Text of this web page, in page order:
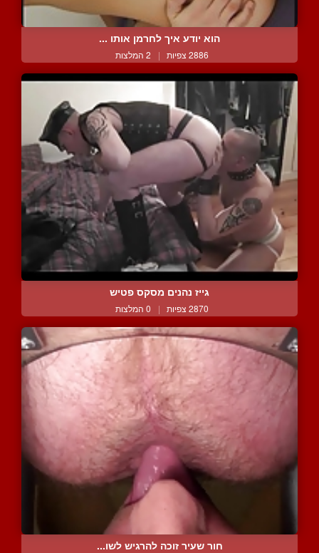
הוא יודע איך לחרמן אותו ...
2886 צפיות | 2 המלצות
גייז נהנים מסקס פטיש
2870 צפיות | 0 המלצות
חור שעיר זוכה להרגיש לשו...